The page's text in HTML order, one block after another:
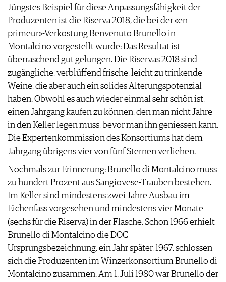
AGB & DATENSCHUTZ
FAQ
Jüngstes Beispiel für diese Anpassungsfähigkeit der
Produzenten ist die Riserva 2018, die bei der «en
primeur»-Verkostung Benvenuto Brunello in
Montalcino vorgestellt wurde: Das Resultat ist
überraschend gut gelungen. Die Riservas 2018 sind
zugängliche, verblüffend frische, leicht zu trinkende
Weine, die aber auch ein solides Alterungspotenzial
haben. Obwohl es auch wieder einmal sehr schön ist,
einen Jahrgang kaufen zu können, den man nicht Jahre
in den Keller legen muss, bevor man ihn geniessen kann.
Die Expertenkommission des Konsortiums hat dem
Jahrgang übrigens vier von fünf Sternen verliehen.
Nochmals zur Erinnerung: Brunello di Montalcino muss
zu hundert Prozent aus Sangiovese-Trauben bestehen.
Im Keller sind mindestens zwei Jahre Ausbau im
Eichenfass vorgesehen und mindestens vier Monate
(sechs für die Riserva) in der Flasche. Schon 1966 erhielt
Brunello di Montalcino die DOC-
Ursprungsbezeichnung, ein Jahr später, 1967, schlossen
sich die Produzenten im Winzerkonsortium Brunello di
Montalcino zusammen. Am 1. Juli 1980 war Brunello der